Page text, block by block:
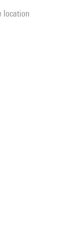
location